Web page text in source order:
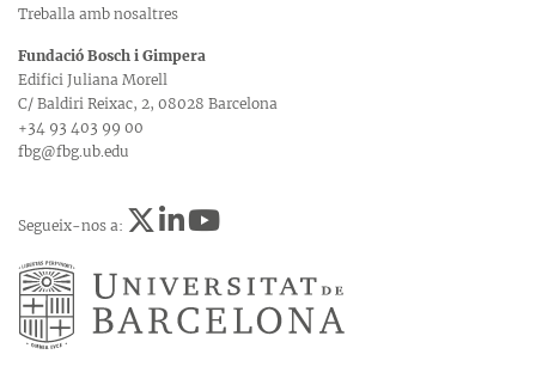
Treballa amb nosaltres
Fundació Bosch i Gimpera
Edifici Juliana Morell
C/ Baldiri Reixac, 2, 08028 Barcelona
+34 93 403 99 00
fbg@fbg.ub.edu
Segueix-nos a: